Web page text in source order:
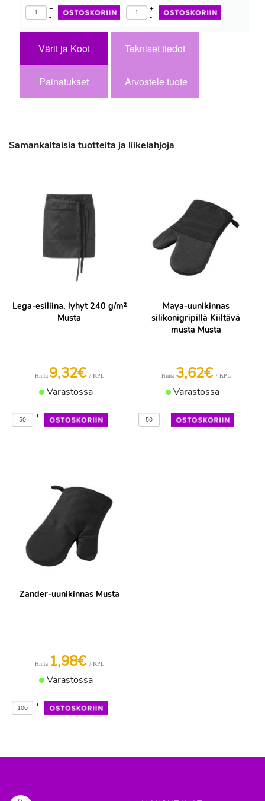
-
+
-
+
Värit ja Koot Tekniset tiedot
Painatukset Arvostele tuote
Samankaltaisia tuotteita ja liikelahjoja
Lega-esiliina, lyhyt 240 g/m²
Musta
Hinta 9,32€ / KPL
Varastossa
-
+
Maya-uunikinnas
silikonigripillä Kiiltävä
musta Musta
Hinta 3,62€ / KPL
Varastossa
-
+
Zander-uunikinnas Musta
Hinta 1,98€ / KPL
Varastossa
-
+